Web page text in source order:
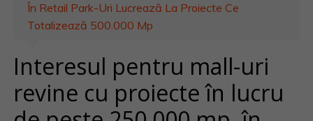
În Retail Park-Uri Lucrează La Proiecte Ce
Totalizează 500.000 Mp
Interesul pentru mall-uri
revine cu proiecte în lucru